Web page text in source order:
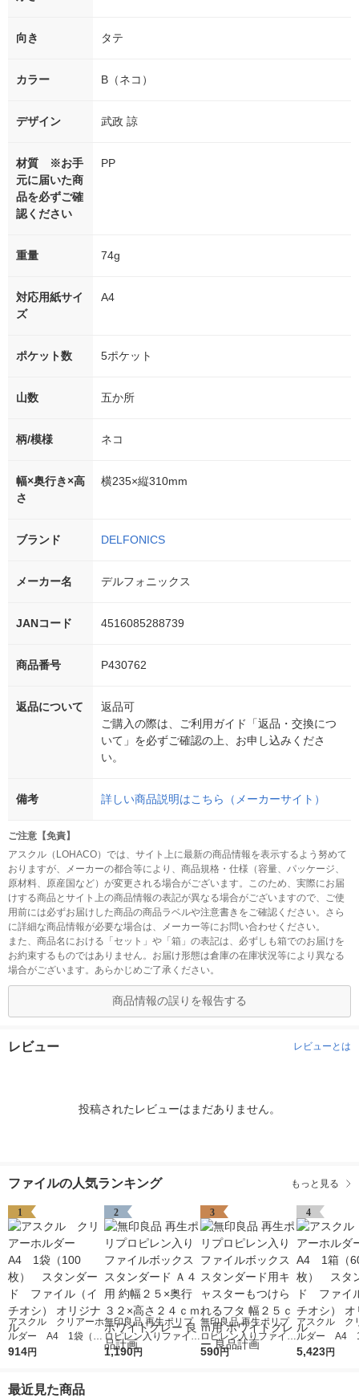
向き タテ
カラー B（ネコ）
デザイン 武政 諒
材質 ※お手
元に届いた商
品を必ずご確
認ください
PP
重量 74g
対応用紙サイ
ズ
A4
ポケット数 5ポケット
山数 五か所
柄/模様 ネコ
幅×奥行き×高
さ
横235×縦310mm
ブランド DELFONICS
メーカー名 デルフォニックス
JANコード 4516085288739
商品番号 P430762
返品について
返品可
ご購入の際は、ご利用ガイド「返品・交換につ
いて」を必ずご確認の上、お申し込みくださ
い。
備考 詳しい商品説明はこちら（メーカーサイト）
ご注意【免責】
アスクル（LOHACO）では、サイト上に最新の商品情報を表示するよう努めて
おりますが、メーカーの都合等により、商品規格・仕様（容量、パッケージ、
原材料、原産国など）が変更される場合がございます。このため、実際にお届
けする商品とサイト上の商品情報の表記が異なる場合がございますので、ご使
用前には必ずお届けした商品の商品ラベルや注意書きをご確認ください。さら
に詳細な商品情報が必要な場合は、メーカー等にお問い合わせください。
また、商品名における「セット」や「箱」の表記は、必ずしも箱でのお届けを
お約束するものではありません。お届け形態は倉庫の在庫状況等により異なる
場合がございます。あらかじめご了承ください。
商品情報の誤りを報告する
レビュー レビューとは
投稿されたレビューはまだありません。
ファイルの人気ランキング もっと見る
1
アスクル クリアーホ
ルダー A4 1袋（10
0枚） スタンダー
914円
2
無印良品 再生ポリプ
ロピレン入りファイル
ボックススタンダード
1,190円
3
無印良品 再生ポリプ
ロピレン入りファイル
ボックススタンダード
590円
4
アスクル ク
ルダー A4
0枚） スタ
5,423円
最近見た商品